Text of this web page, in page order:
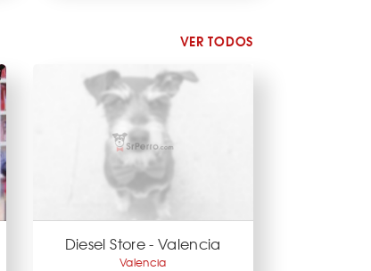
VER TODOS
Diesel Store - Valencia
Valencia